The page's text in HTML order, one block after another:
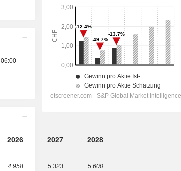
06:00
2026 2027 2028
4 958 5 323 5 600